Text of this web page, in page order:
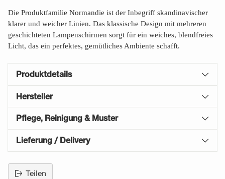
Die Produktfamilie Normandie ist der Inbegriff skandinavischer
klarer und weicher Linien. Das klassische Design mit mehreren
geschichteten Lampenschirmen sorgt für ein weiches, blendfreies
Licht, das ein perfektes, gemütliches Ambiente schafft.
Produktdetails
Hersteller
Pflege, Reinigung & Muster
Lieferung / Delivery
Teilen